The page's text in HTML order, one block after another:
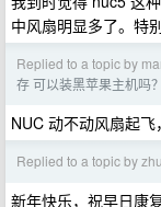
中风扇明显多了。特
Replied to a topic by
存 可以装黑苹果主机吗？
NUC 动不动风扇起飞
Replied to a topic by
新年快乐，祝早日康